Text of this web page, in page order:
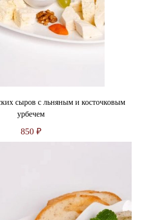
сыров с льняным и косточковым
урбечем
850 ₽